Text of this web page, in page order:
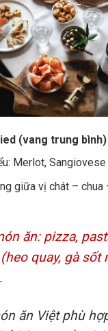
(vang trung bình)
Merlot,
giữa vị chát – chua
ăn: pizza,
quay, gà sốt
ăn Việt phù